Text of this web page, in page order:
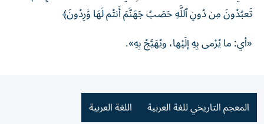
تَعبُدُونَ مِن دُونِ ٱللَّهِ ‌حَصَبُ ‌جَهَنَّمَ أَنتُم لَهَا وَٰرِدُونَ﴾
«أي: ما يُرْمى بِهِ إلَيْها، ويُهَيَّجُ بِهِ».
المعجم التاريخي للغة العربية اللغة العربية